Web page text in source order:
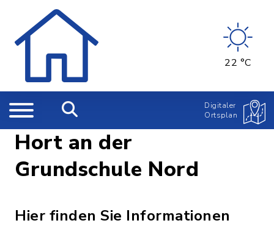
22 °C
Digitaler
Ortsplan
Hort an der
Grundschule Nord
Hier finden Sie Informationen